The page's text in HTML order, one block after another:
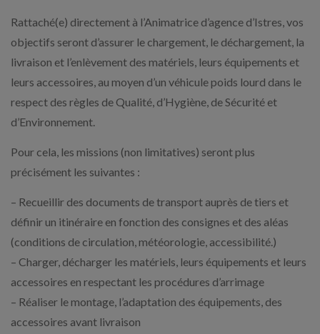
Rattaché(e) directement à l’Animatrice d’agence d’Istres, vos
objectifs seront d’assurer le chargement, le déchargement, la
livraison et l’enlèvement des matériels, leurs équipements et
leurs accessoires, au moyen d’un véhicule poids lourd dans le
respect des règles de Qualité, d’Hygiène, de Sécurité et
d’Environnement.
Pour cela, les missions (non limitatives) seront plus
précisément les suivantes :
– Recueillir des documents de transport auprès de tiers et
définir un itinéraire en fonction des consignes et des aléas
(conditions de circulation, météorologie, accessibilité.)
– Charger, décharger les matériels, leurs équipements et leurs
accessoires en respectant les procédures d’arrimage
– Réaliser le montage, l’adaptation des équipements, des
accessoires avant livraison